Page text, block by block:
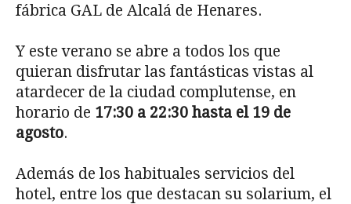
fábrica GAL de Alcalá de Henares.
Y este verano se abre a todos los que
quieran disfrutar las fantásticas vistas al
atardecer de la ciudad complutense, en
horario de 17:30 a 22:30 hasta el 19 de
agosto.
Además de los habituales servicios del
hotel, entre los que destacan su solarium, el